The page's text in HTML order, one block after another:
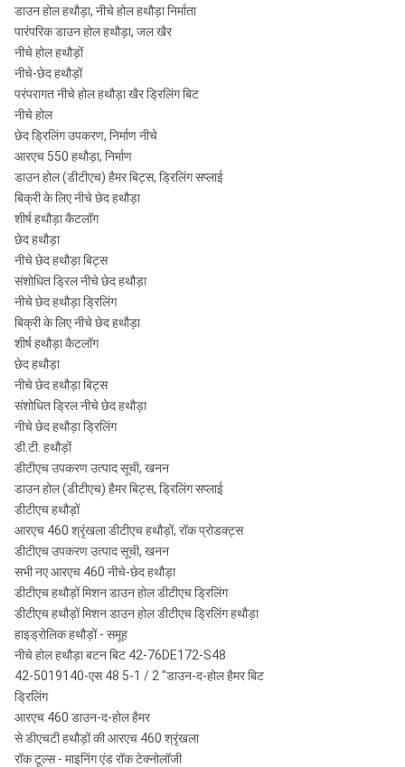
डाउन होल हथौड़ा, नीचे होल हथौड़ा निर्माता
पारंपरिक डाउन होल हथौड़ा, जल खैर
नीचे होल हथौड़ों
नीचे-छेद हथौड़ों
परंपरागत नीचे होल हथौड़ा खैर ड्रिलिंग बिट
नीचे होल
छेद ड्रिलिंग उपकरण, निर्माण नीचे
आरएच 550 हथौड़ा, निर्माण
डाउन होल (डीटीएच) हैमर बिट्स, ड्रिलिंग सप्लाई
बिक्री के लिए नीचे छेद हथौड़ा
शीर्ष हथौड़ा कैटलॉग
छेद हथौड़ा
नीचे छेद हथौड़ा बिट्स
संशोधित ड्रिल नीचे छेद हथौड़ा
नीचे छेद हथौड़ा ड्रिलिंग
बिक्री के लिए नीचे छेद हथौड़ा
शीर्ष हथौड़ा कैटलॉग
छेद हथौड़ा
नीचे छेद हथौड़ा बिट्स
संशोधित ड्रिल नीचे छेद हथौड़ा
नीचे छेद हथौड़ा ड्रिलिंग
डी.टी. हथौड़ों
डीटीएच उपकरण उत्पाद सूची, खनन
डाउन होल (डीटीएच) हैमर बिट्स, ड्रिलिंग सप्लाई
डीटीएच हथौड़ों
आरएच 460 श्रृंखला डीटीएच हथौड़ों, रॉक प्रोडक्ट्स
डीटीएच उपकरण उत्पाद सूची, खनन
सभी नए आरएच 460 नीचे-छेद हथौड़ा
डीटीएच हथौड़ों मिशन डाउन होल डीटीएच ड्रिलिंग
डीटीएच हथौड़ों मिशन डाउन होल डीटीएच ड्रिलिंग हथौड़ा
हाइड्रोलिक हथौड़ों - समूह
नीचे होल हथौड़ा बटन बिट 42-76DE172-S48
42-5019140-एस 48 5-1 / 2 "डाउन-द-होल हैमर बिट
ड्रिलिंग
आरएच 460 डाउन-द-होल हैमर
से डीएचटी हथौड़ों की आरएच 460 श्रृंखला
रॉक टूल्स - माइनिंग एंड रॉक टेक्नोलॉजी